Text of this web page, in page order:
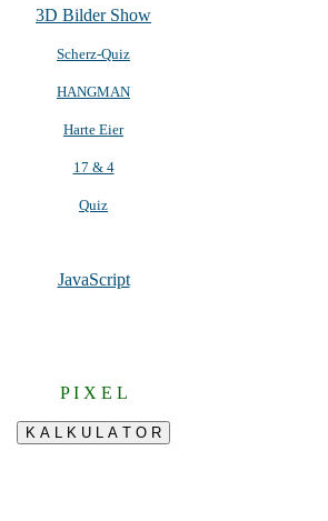
3D Bilder Show
Scherz-Quiz
HANGMAN
Harte Eier
17 & 4
Quiz
JavaScript
P I X E L